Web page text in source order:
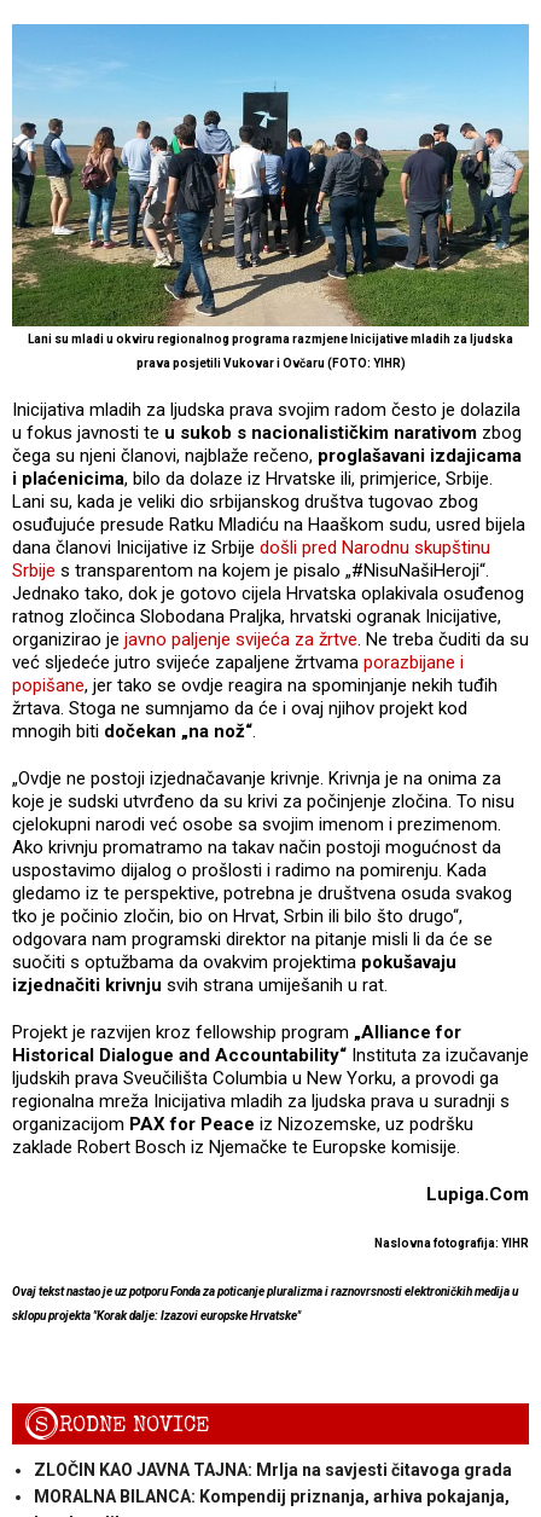
Lani su mladi u okviru regionalnog programa razmjene Inicijative mladih za ljudska
prava posjetili Vukovar i Ovčaru (FOTO: YIHR)
Inicijativa mladih za ljudska prava svojim radom često je dolazila
u fokus javnosti te u sukob s nacionalističkim narativom zbog
čega su njeni članovi, najblaže rečeno, proglašavani izdajicama
i plaćenicima, bilo da dolaze iz Hrvatske ili, primjerice, Srbije.
Lani su, kada je veliki dio srbijanskog društva tugovao zbog
osuđujuće presude Ratku Mladiću na Haaškom sudu, usred bijela
dana članovi Inicijative iz Srbije došli pred Narodnu skupštinu
Srbije s transparentom na kojem je pisalo „#NisuNašiHeroji“.
Jednako tako, dok je gotovo cijela Hrvatska oplakivala osuđenog
ratnog zločinca Slobodana Praljka, hrvatski ogranak Inicijative,
organizirao je javno paljenje svijeća za žrtve. Ne treba čuditi da su
već sljedeće jutro svijeće zapaljene žrtvama porazbijane i
popišane, jer tako se ovdje reagira na spominjanje nekih tuđih
žrtava. Stoga ne sumnjamo da će i ovaj njihov projekt kod
mnogih biti dočekan „na nož“.
„Ovdje ne postoji izjednačavanje krivnje. Krivnja je na onima za
koje je sudski utvrđeno da su krivi za počinjenje zločina. To nisu
cjelokupni narodi već osobe sa svojim imenom i prezimenom.
Ako krivnju promatramo na takav način postoji mogućnost da
uspostavimo dijalog o prošlosti i radimo na pomirenju. Kada
gledamo iz te perspektive, potrebna je društvena osuda svakog
tko je počinio zločin, bio on Hrvat, Srbin ili bilo što drugo“,
odgovara nam programski direktor na pitanje misli li da će se
suočiti s optužbama da ovakvim projektima pokušavaju
izjednačiti krivnju svih strana umiješanih u rat.
Projekt je razvijen kroz fellowship program „Alliance for
Historical Dialogue and Accountability“ Instituta za izučavanje
ljudskih prava Sveučilišta Columbia u New Yorku, a provodi ga
regionalna mreža Inicijativa mladih za ljudska prava u suradnji s
organizacijom PAX for Peace iz Nizozemske, uz podršku
zaklade Robert Bosch iz Njemačke te Europske komisije.
Lupiga.Com
Naslovna fotografija: YIHR
Ovaj tekst nastao je uz potporu Fonda za poticanje pluralizma i raznovrsnosti elektroničkih medija u
sklopu projekta "Korak dalje: Izazovi europske Hrvatske"
SRODNE NOVICE
ZLOČIN KAO JAVNA TAJNA: Mrlja na savjesti čitavoga grada
MORALNA BILANCA: Kompendij priznanja, arhiva pokajanja,